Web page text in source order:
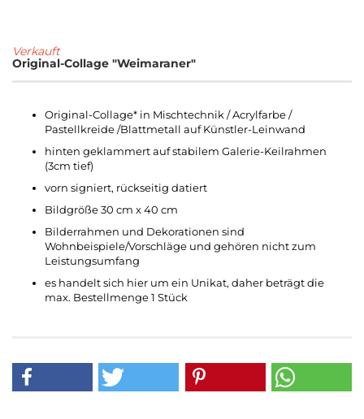
Verkauft
Original-Collage "Weimaraner"
Original-Collage* in Mischtechnik / Acrylfarbe /
Pastellkreide /Blattmetall auf Künstler-Leinwand
hinten geklammert auf stabilem Galerie-Keilrahmen
(3cm tief)
vorn signiert, rückseitig datiert
Bildgröße 30 cm x 40 cm
Bilderrahmen und Dekorationen sind
Wohnbeispiele/Vorschläge und gehören nicht zum
Leistungsumfang
es handelt sich hier um ein Unikat, daher beträgt die
max. Bestellmenge 1 Stück